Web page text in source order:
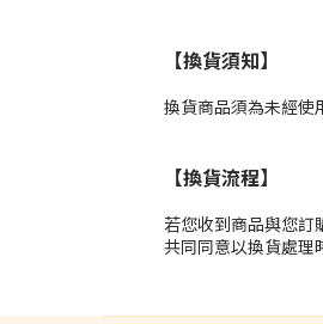
【換貨須知】
換貨商品須為未經使
【換貨流程】
若您收到商品與您訂
共同同意以換貨處理